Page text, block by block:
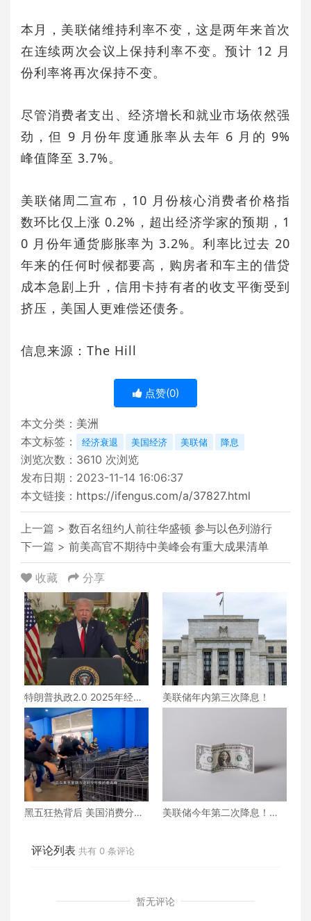
本月，美联储维持利率不变，这是两年来首次
在连续两次会议上保持利率不变。预计 12 月
份利率将再次保持不变。
尽管消费者支出、经济增长和就业市场依然强
劲，但 9 月份年度通胀率从去年 6 月的 9%
峰值降至 3.7%。
美联储周二宣布，10 月份核心消费者价格指
数环比仅上涨 0.2%，超出经济学家的预期，1
0 月份年通货膨胀率为 3.2%。利率比过去 20
年来的任何时候都要高，购房者和车主的借贷
成本急剧上升，信用卡持有者的收支平衡受到
挤压，美国人更难偿还债务。
信息来源：The Hill
点赞(0)
本文分类： 美洲
本文标签：
经济衰退 美国经济 美联储 降息
浏览次数： 3610 次浏览
发布日期：2023-11-14 16:06:37
本文链接： https://ifengus.com/a/37827.html
上一篇 > 数百名纽约人前往华盛顿 参与以色列游行
下一篇 > 前美高官不期待中美峰会有重大成果清单
收藏 分享
特朗普执政2.0 2025年经济
政策成绩单 | 热点追踪
美联储年内第三次降息！
黑五狂热背后 美国消费分化
美联储今年第二次降息！政
评论列表 共有 0 条评论
暂无评论